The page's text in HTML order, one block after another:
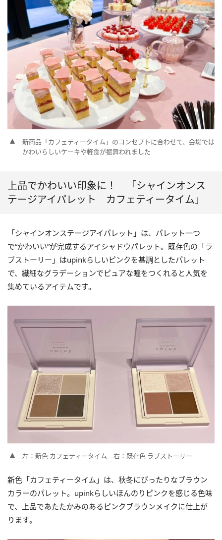
新商品「カフェティータイム」のコンセプトに合わせて、会場では
かわいらしいケーキや軽食が振舞われました
上品でかわいい印象に！ 「シャインオンス
テージアイパレット カフェティータイム」
「シャインオンステージアイパレット」は、パレット一つ
で“かわいい”が完成するアイシャドウパレット。既存色の「ラ
ブストーリー」はupinkらしいピンクを基調としたパレット
で、繊細なグラデーションでピュアな瞳をつくれると人気を
集めているアイテムです。
左：新色 カフェティータイム 右：既存色 ラブストーリー
新色「カフェティータイム」は、秋冬にぴったりなブラウン
カラーのパレット。upinkらしいほんのりピンクを感じる色味
で、上品であたたかみのあるピンクブラウンメイクに仕上が
ります。